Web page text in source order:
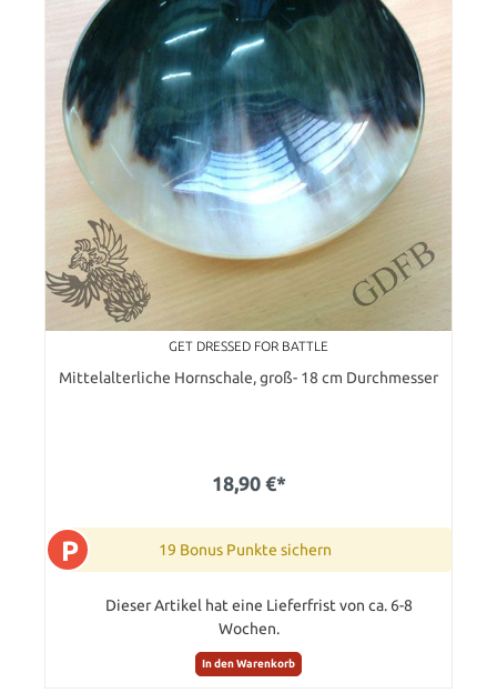
GET DRESSED FOR BATTLE
Mittelalterliche Hornschale, groß- 18 cm Durchmesser
18,90 €*
P 19 Bonus Punkte sichern
Dieser Artikel hat eine Lieferfrist von ca. 6-8
Wochen.
In den Warenkorb